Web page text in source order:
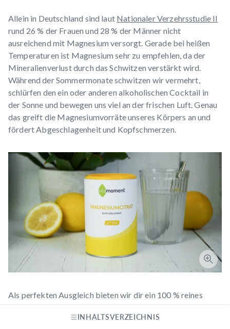
Allein in Deutschland sind laut Nationaler Verzehrsstudie II
rund 26 % der Frauen und 28 % der Männer nicht
ausreichend mit Magnesium versorgt. Gerade bei heißen
Temperaturen ist Magnesium sehr zu empfehlen, da der
Mineralienverlust durch das Schwitzen verstärkt wird.
Während der Sommermonate schwitzen wir vermehrt,
schlürfen den ein oder anderen alkoholischen Cocktail in
der Sonne und bewegen uns viel an der frischen Luft. Genau
das greift die Magnesiumvorräte unseres Körpers an und
fördert Abgeschlagenheit und Kopfschmerzen.
Als perfekten Ausgleich bieten wir dir ein 100 % reines
deinen Körper. Das feine Pulver schmeckt natürlich zitronig
INHALTSVERZEICHNIS